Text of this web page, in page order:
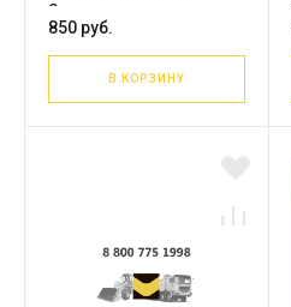
Оригинал
850 руб.
В КОРЗИНУ